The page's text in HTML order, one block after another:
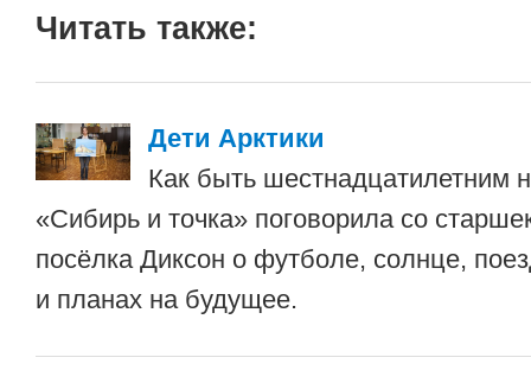
Читать также:
Дети Арктики
Как быть шестнадцатилетним
«Сибирь и точка» поговорила со
посёлка Диксон о футболе, солнце,
и планах на будущее.